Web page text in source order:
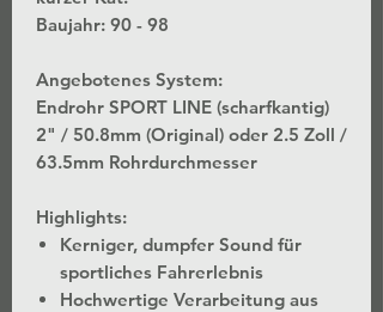
Baujahr: 90 - 98
Angebotenes System:
Endrohr SPORT LINE (scharfkantig)
2" / 50.8mm (Original) oder 2.5 Zoll /
63.5mm Rohrdurchmesser
Highlights:
Kerniger, dumpfer Sound für
sportliches Fahrerlebnis
Hochwertige Verarbeitung aus